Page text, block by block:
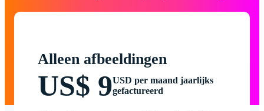
Alleen afbeeldingen
US$ 9USD per maand jaarlijks
gefactureerd